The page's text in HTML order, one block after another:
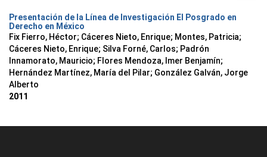
Presentación de la Línea de Investigación El Posgrado en
Derecho en México
Fix Fierro, Héctor; Cáceres Nieto, Enrique; Montes, Patricia;
Cáceres Nieto, Enrique; Silva Forné, Carlos; Padrón
Innamorato, Mauricio; Flores Mendoza, Imer Benjamín;
Hernández Martínez, María del Pilar; González Galván, Jorge
Alberto
2011